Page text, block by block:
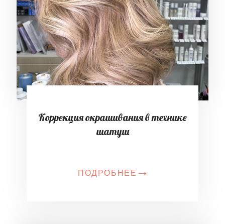
Коррекция окрашивания в технике
шатуш
ПОДРОБНЕЕ